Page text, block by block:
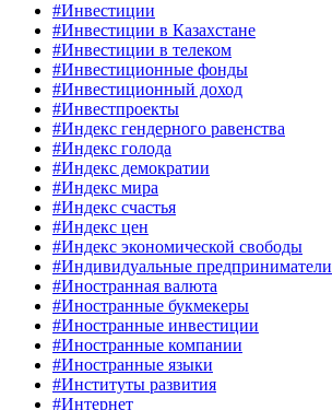
#Инвестиции
#Инвестиции в Казахстане
#Инвестиции в телеком
#Инвестиционные фонды
#Инвестиционный доход
#Инвестпроекты
#Индекс гендерного равенства
#Индекс голода
#Индекс демократии
#Индекс мира
#Индекс счастья
#Индекс цен
#Индекс экономической свободы
#Индивидуальные предприниматели
#Иностранная валюта
#Иностранные букмекеры
#Иностранные инвестиции
#Иностранные компании
#Иностранные языки
#Институты развития
#Интернет